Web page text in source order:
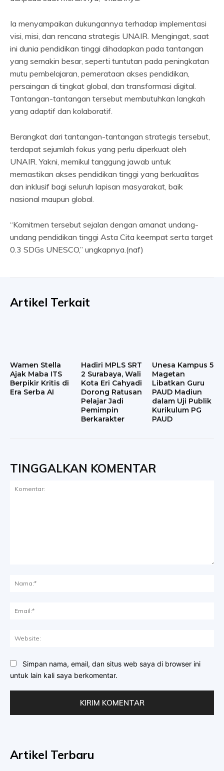
Ia menyampaikan dukungannya terhadap implementasi
visi, misi, dan rencana strategis UNAIR. Mengingat, saat
ini dunia pendidikan tinggi dihadapkan pada tantangan
yang semakin besar, seperti tuntutan pada peningkatan
mutu pembelajaran, pemerataan akses pendidikan,
persaingan di tingkat global, dan transformasi digital.
Tantangan-tantangan tersebut membutuhkan langkah
yang adaptif dan kolaboratif.
Berangkat dari tantangan-tantangan strategis tersebut,
terdapat sejumlah fokus yang perlu diperkuat oleh
UNAIR. Yakni, memikul tanggung jawab untuk
memastikan akses pendidikan tinggi yang berkualitas
dan inklusif bagi seluruh lapisan masyarakat, baik
nasional maupun global.
“Komitmen tersebut sejalan dengan amanat undang-
undang pendidikan tinggi Asta Cita keempat serta target
0.3 SDGs UNESCO,” ungkapnya.(naf)
Artikel Terkait
Wamen Stella
Ajak Maba ITS
Berpikir Kritis di
Era Serba AI
Hadiri MPLS SRT
2 Surabaya, Wali
Kota Eri Cahyadi
Dorong Ratusan
Pelajar Jadi
Pemimpin
Berkarakter
Unesa Kampus 5
Magetan
Libatkan Guru
PAUD Madiun
dalam Uji Publik
Kurikulum PG
PAUD
TINGGALKAN KOMENTAR
Simpan nama, email, dan situs web saya di browser ini
untuk lain kali saya berkomentar.
Artikel Terbaru